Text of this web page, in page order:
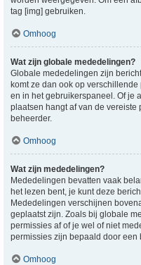
tag [img] gebruiken.
Omhoog
Wat zijn globale mededelingen?
Globale mededelingen zijn
komt ze dan ook op
en in het gebruikerspaneel. Of je
plaatsen hangt af van de
beheerder.
Omhoog
Wat zijn mededelingen?
Mededelingen bevatten vaak
het lezen bent, je kunt deze
Mededelingen verschijnen
geplaatst zijn. Zoals bij globale
permissies af of je wel of niet
permissies zijn bepaald door een
Omhoog